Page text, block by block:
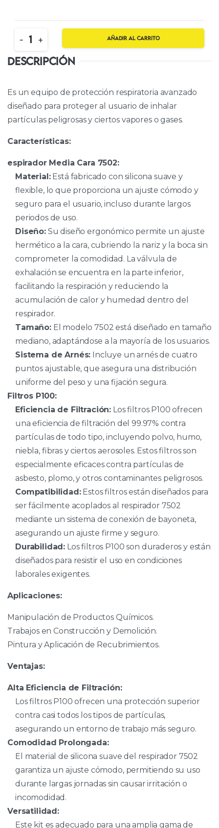
Quantity
- + Añadir al carrito
DESCRIPCIÓN
Es un equipo de protección respiratoria avanzado
diseñado para proteger al usuario de inhalar
partículas peligrosas y ciertos vapores o gases.
Características:
espirador Media Cara 7502:
Material:Está fabricado con silicona suave y
flexible, lo que proporciona un ajuste cómodo y
seguro para el usuario, incluso durante largos
periodos de uso.
Diseño:Su diseño ergonómico permite un ajuste
hermético a la cara, cubriendo la nariz y la boca sin
comprometer la comodidad. La válvula de
exhalación se encuentra en la parte inferior,
facilitando la respiración y reduciendo la
acumulación de calor y humedad dentro del
respirador.
Tamaño:El modelo 7502 está diseñado en tamaño
mediano, adaptándose a la mayoría de los usuarios.
Sistema de Arnés: Incluye un arnés de cuatro
puntos ajustable, que asegura una distribución
uniforme del peso y una fijación segura.
Filtros P100:
Eficiencia de Filtración: Los filtros P100 ofrecen
una eficiencia de filtración del 99.97% contra
partículas de todo tipo, incluyendo polvo, humo,
niebla, fibras y ciertos aerosoles. Estos filtros son
especialmente eficaces contra partículas de
asbesto, plomo, y otros contaminantes peligrosos.
Compatibilidad:Estos filtros están diseñados para
ser fácilmente acoplados al respirador 7502
mediante un sistema de conexión de bayoneta,
asegurando un ajuste firme y seguro.
Durabilidad: Los filtros P100 son duraderos y están
diseñados para resistir el uso en condiciones
laborales exigentes.
Aplicaciones:
Manipulación de Productos Químicos.
Trabajos en Construcción y Demolición.
Pintura y Aplicación de Recubrimientos.
Ventajas:
Alta Eficiencia de Filtración:
Los filtros P100 ofrecen una protección superior
contra casi todos los tipos de partículas,
asegurando un entorno de trabajo más seguro.
Comodidad Prolongada:
El material de silicona suave del respirador 7502
garantiza un ajuste cómodo, permitiendo su uso
durante largas jornadas sin causar irritación o
incomodidad.
Versatilidad:
Este kit es adecuado para una amplia gama de